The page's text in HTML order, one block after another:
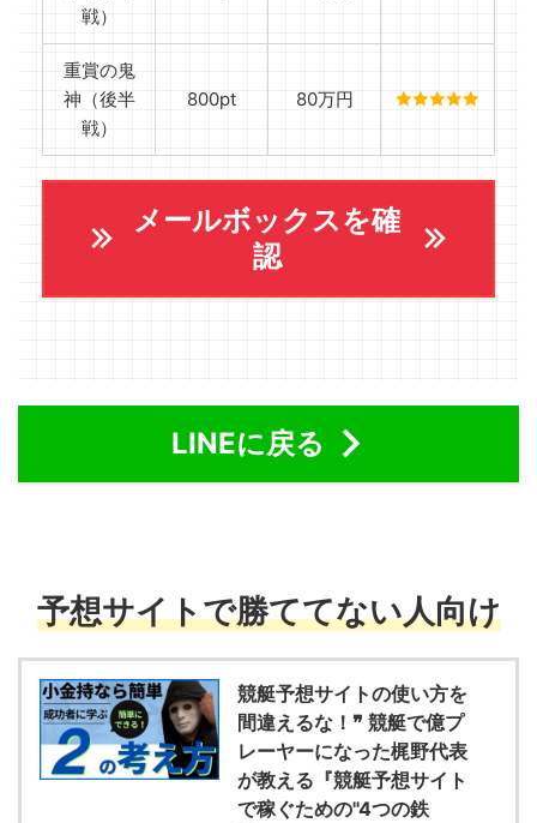
戦）
重賞の鬼
神（後半
戦）
800pt 80万円
メールボックスを確
認
LINEに戻る
予想サイトで勝ててない人向け
競艇予想サイトの使い方を
間違えるな！❞ 競艇で億プ
レーヤーになった梶野代表
が教える『競艇予想サイト
で稼ぐための"4つの鉄